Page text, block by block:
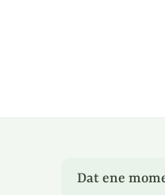
Dat ene